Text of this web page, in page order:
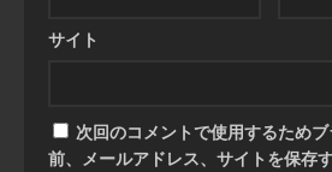
サイト
次回のコメントで使用するため
前、メールアドレス、サイトを保存す